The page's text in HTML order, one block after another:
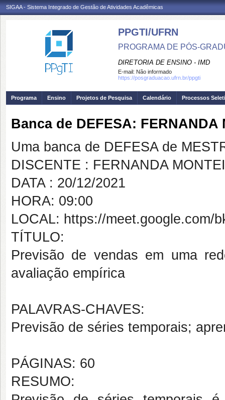
SIGAA - Sistema Integrado de Gestão de Atividades Acadêmicas
PPGTI/UFRN
PROGRAMA DE PÓS-
DIRETORIA DE ENSINO - IMD
E-mail: Não informado
https://posgraduacao.ufrn.br/ppgti
Programa Ensino Projetos de Pesquisa Calendário Processos
Banca de DEFESA: FERNANDA
Uma banca de DEFESA de
DISCENTE : FERNANDA
DATA : 20/12/2021
HORA: 09:00
LOCAL: https://meet.google.com/
TÍTULO:
Previsão de vendas em uma
avaliação empírica
PALAVRAS-CHAVES:
Previsão de séries temporais;
PÁGINAS: 60
RESUMO: